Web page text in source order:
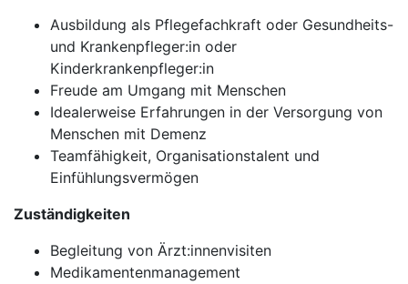
Ausbildung als Pflegefachkraft oder Gesundheits-
und Krankenpfleger:in oder
Kinderkrankenpfleger:in
Freude am Umgang mit Menschen
Idealerweise Erfahrungen in der Versorgung von
Menschen mit Demenz
Teamfähigkeit, Organisationstalent und
Einfühlungsvermögen
Zuständigkeiten
Begleitung von Ärzt:innenvisiten
Medikamentenmanagement